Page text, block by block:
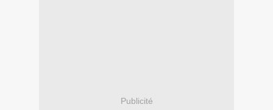
Publicité